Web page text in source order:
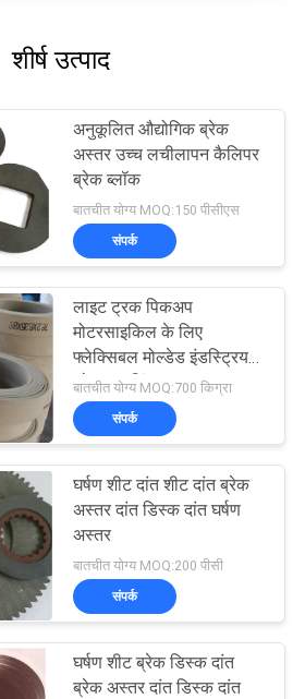
शीर्ष उत्पाद
अनुकूलित औद्योगिक ब्रेक
अस्तर उच्च लचीलापन कैलिपर
ब्रेक ब्लॉक
बातचीत योग्य MOQ:150 पीसीएस
संपर्क
लाइट ट्रक पिकअप
मोटरसाइकिल के लिए
फ्लेक्सिबल मोल्डेड इंडस्ट्रियल
ब्रेक लाइनिंग
बातचीत योग्य MOQ:700 किग्रा
संपर्क
घर्षण शीट दांत शीट दांत ब्रेक
अस्तर दांत डिस्क दांत घर्षण
अस्तर
बातचीत योग्य MOQ:200 पीसी
संपर्क
घर्षण शीट ब्रेक डिस्क दांत
ब्रेक अस्तर दांत डिस्क दांत